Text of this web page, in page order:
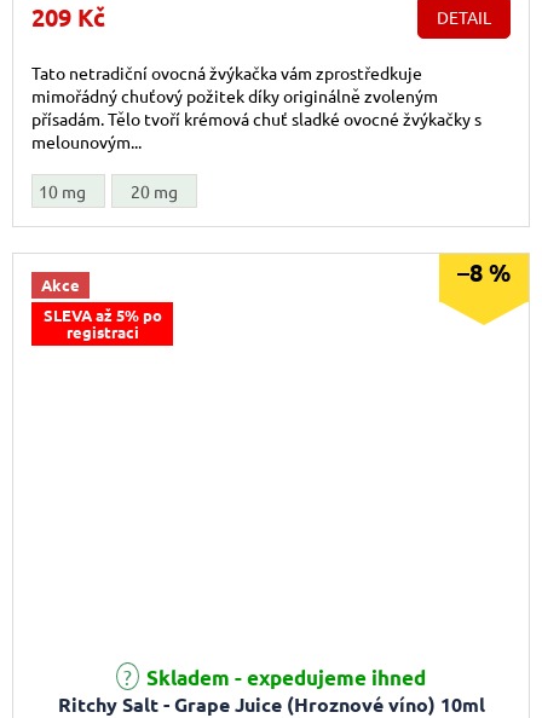
209 Kč DETAIL
Tato netradiční ovocná žvýkačka vám zprostředkuje
mimořádný chuťový požitek díky originálně zvoleným
přísadám. Tělo tvoří krémová chuť sladké ovocné žvýkačky s
melounovým...
10 mg 20 mg
Akce
SLEVA až 5% po
registraci
–8 %
Ritchy Salt - Grape Juice (Hroznové víno) 10ml
Skladem - expedujeme ihned